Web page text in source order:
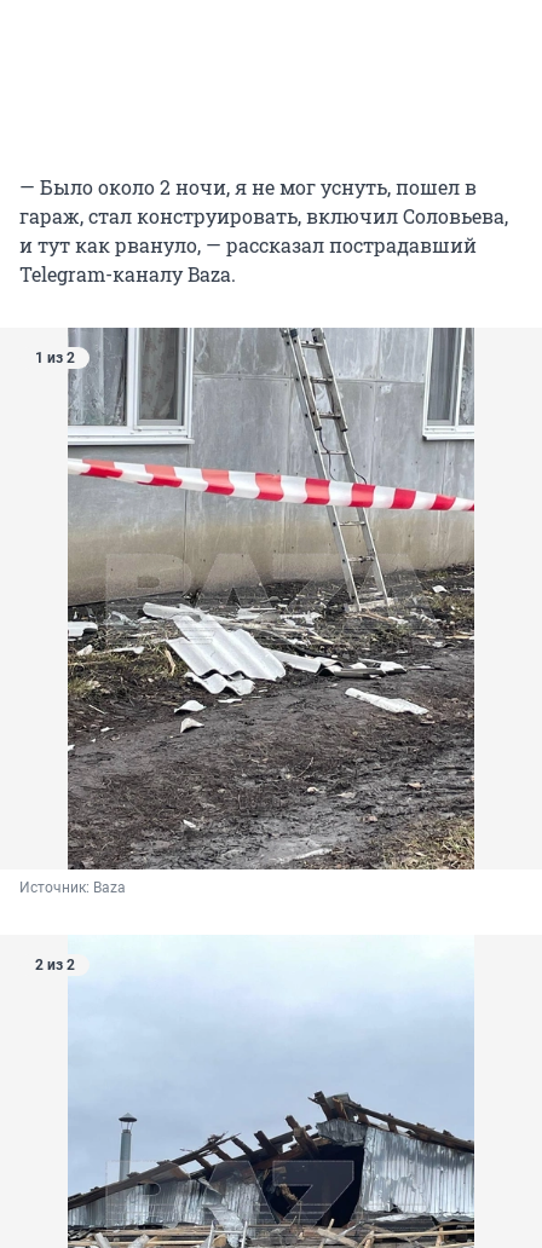
— Было около 2 ночи, я не мог уснуть, пошел в
гараж, стал конструировать, включил Соловьева,
и тут как рвануло, — рассказал пострадавший
Telegram-каналу Baza.
1 из 2
Источник: Baza
2 из 2